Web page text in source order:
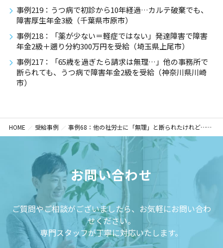
事例219：うつ病で初診から10年経過…カルテ破棄でも、
障害厚生年金3級（千葉県市原市）
事例218：「薬が少ない＝軽症ではない」発達障害で障害
年金2級＋遡り分約300万円を受給（埼玉県上尾市）
事例217：「65歳を過ぎたら請求は無理…」他の事務所で
断られても、うつ病で障害年金2級を受給（神奈川県川崎
市）
HOME 受給事例 事例68：他の社労士に「無理」と断られたけれど…障害者雇用で2級に認定（東京都千代田区）
お問い合わせ
ご質問やご相談がございましたら、お気軽にお問い合わ
せください。
専門スタッフが丁寧に対応いたします。